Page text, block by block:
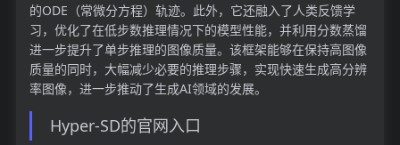
的ODE（常微分方程）轨迹。此外，它还融入了人类反馈学
习，优化了在低步数推理情况下的模型性能，并利用分数蒸馏
进一步提升了单步推理的图像质量。该框架能够在保持高图像
质量的同时，大幅减少必要的推理步骤，实现快速生成高分辨
率图像，进一步推动了生成AI领域的发展。
Hyper-SD的官网入口